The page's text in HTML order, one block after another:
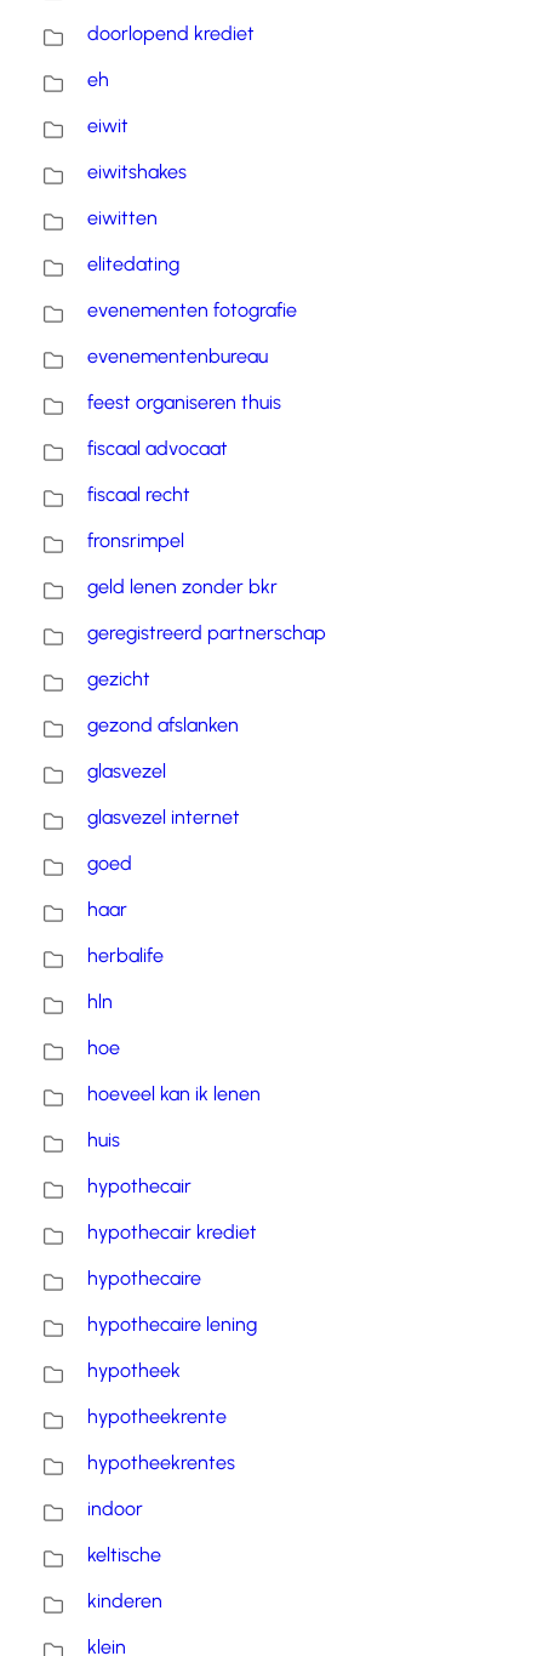
doorlopend krediet
eh
eiwit
eiwitshakes
eiwitten
elitedating
evenementen fotografie
evenementenbureau
feest organiseren thuis
fiscaal advocaat
fiscaal recht
fronsrimpel
geld lenen zonder bkr
geregistreerd partnerschap
gezicht
gezond afslanken
glasvezel
glasvezel internet
goed
haar
herbalife
hln
hoe
hoeveel kan ik lenen
huis
hypothecair
hypothecair krediet
hypothecaire
hypothecaire lening
hypotheek
hypotheekrente
hypotheekrentes
indoor
keltische
kinderen
klein